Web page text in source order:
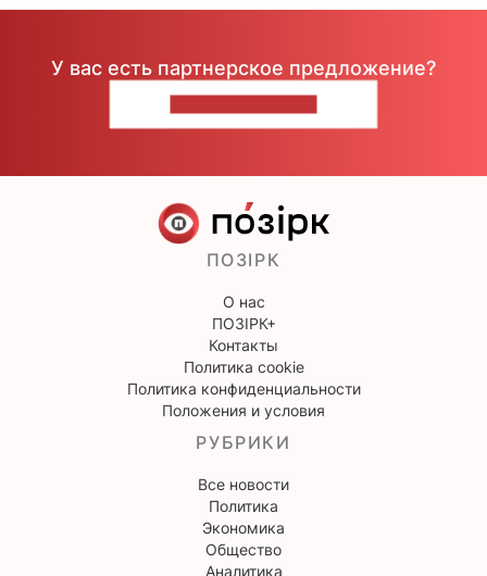
У вас есть партнерское предложение?
ПОЗІРК
О нас
ПОЗІРК+
Контакты
Политика cookie
Политика конфиденциальности
Положения и условия
РУБРИКИ
Все новости
Политика
Экономика
Общество
Аналитика